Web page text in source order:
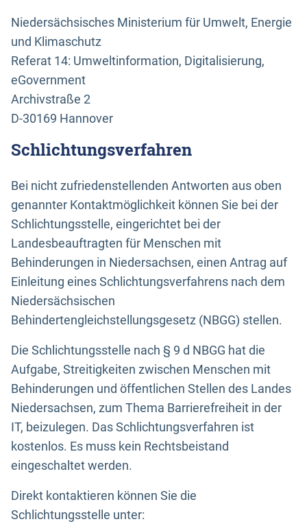
Niedersächsisches Ministerium für Umwelt, Energie
und Klimaschutz
Referat 14: Umweltinformation, Digitalisierung,
eGovernment
Archivstraße 2
D-30169 Hannover
Schlichtungsverfahren
Bei nicht zufriedenstellenden Antworten aus oben
genannter Kontaktmöglichkeit können Sie bei der
Schlichtungsstelle, eingerichtet bei der
Landesbeauftragten für Menschen mit
Behinderungen in Niedersachsen, einen Antrag auf
Einleitung eines Schlichtungsverfahrens nach dem
Niedersächsischen
Behindertengleichstellungsgesetz (NBGG) stellen.
Die Schlichtungsstelle nach § 9 d NBGG hat die
Aufgabe, Streitigkeiten zwischen Menschen mit
Behinderungen und öffentlichen Stellen des Landes
Niedersachsen, zum Thema Barrierefreiheit in der
IT, beizulegen. Das Schlichtungsverfahren ist
kostenlos. Es muss kein Rechtsbeistand
eingeschaltet werden.
Direkt kontaktieren können Sie die
Schlichtungsstelle unter: